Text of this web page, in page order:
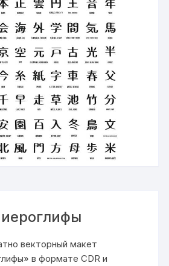
векторный макет
в формате CDR и